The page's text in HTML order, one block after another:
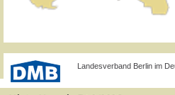
Landesverband Berlin im